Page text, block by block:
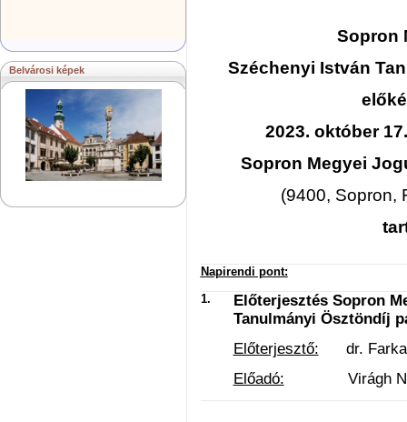
Belvárosi képek
Sopron
Széchenyi István
2023. október
Sopron Megyei
(9400, Sopron,
Napirendi pont:
1.
Előterjesztés Sopron
Tanulmányi Ösztöndíj
Előterjesztő: dr. Farkas
Előadó: Virágh